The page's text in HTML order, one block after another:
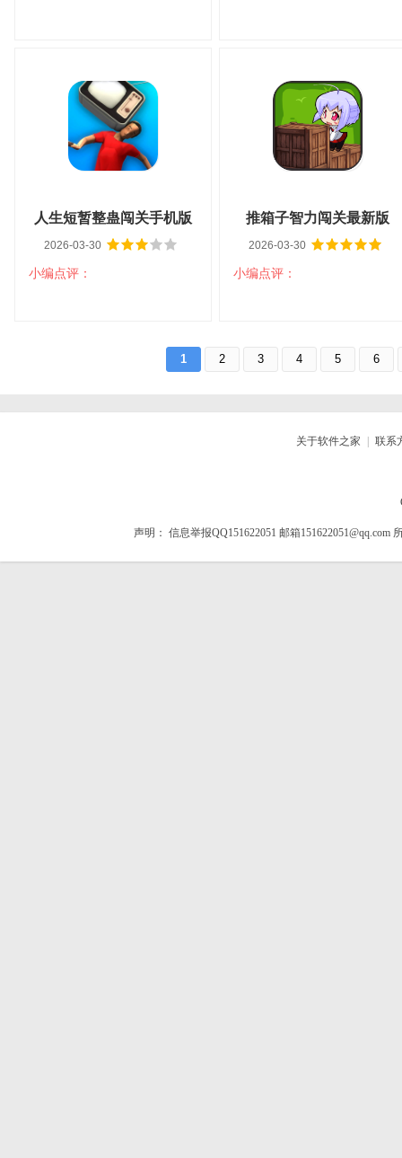
大小：41M
平台：安卓
分类：益智解谜
语言：中文
查看详情
大小：35.2M
平台：安卓
分类：益智解谜
语言：中文
查看详情
人生短暂整蛊闯关手机版
v1.0.0
2026-03-30
小编点评：
推箱子智力闯关最新版
v0.1.3.4
2026-03-30
小编点评：
v0.1.3.4
查看详情
1 2 3 4 5 6
关于软件之家 联系
声明： 信息举报QQ151622051 邮箱151622051@qq.com